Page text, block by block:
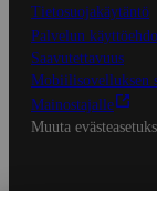
Tietosuojakäytäntö
Palvelun
Saavutettavuus
Mobiilisovelluksen
Mainostajalle
Muuta
S-ryhmän